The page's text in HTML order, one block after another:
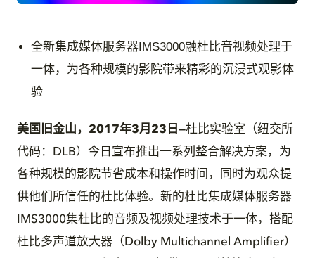
全新集成媒体服务器IMS3000融杜比音视频处理于
一体，为各种规模的影院带来精彩的沉浸式观影体
验
美国旧金山，2017年3月23日 —杜比实验室（纽交所
代码：DLB）今日宣布推出一系列整合解决方案，为
各种规模的影院节省成本和操作时间，同时为观众提
供他们所信任的杜比体验。新的杜比集成媒体服务器
IMS3000集杜比的音频及视频处理技术于一体，搭配
杜比多声道放大器（Dolby Multichannel Amplifier）